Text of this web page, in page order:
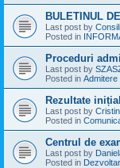
BULETINUL
Last post by
Posted in
Proceduri
Last post by
Posted in Admitere
Rezultate
Last post by
Posted in
Centrul de
Last post by
Posted in